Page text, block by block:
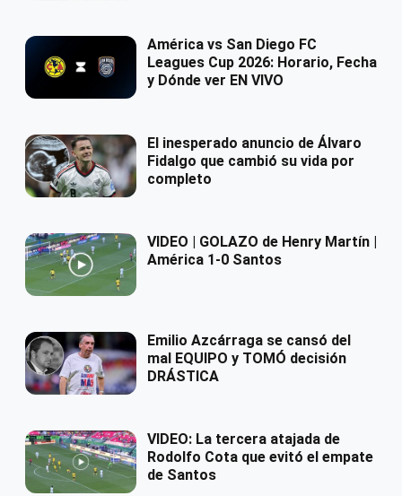
América vs San Diego FC
Leagues Cup 2026: Horario, Fecha
y Dónde ver EN VIVO
El inesperado anuncio de Álvaro
Fidalgo que cambió su vida por
completo
VIDEO | GOLAZO de Henry Martín |
América 1-0 Santos
Emilio Azcárraga se cansó del
mal EQUIPO y TOMÓ decisión
DRÁSTICA
VIDEO: La tercera atajada de
Rodolfo Cota que evitó el empate
de Santos